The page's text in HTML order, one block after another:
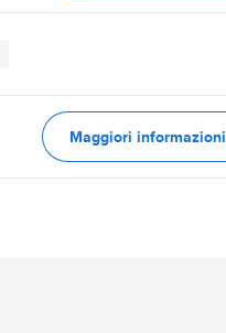
Maggiori informazioni